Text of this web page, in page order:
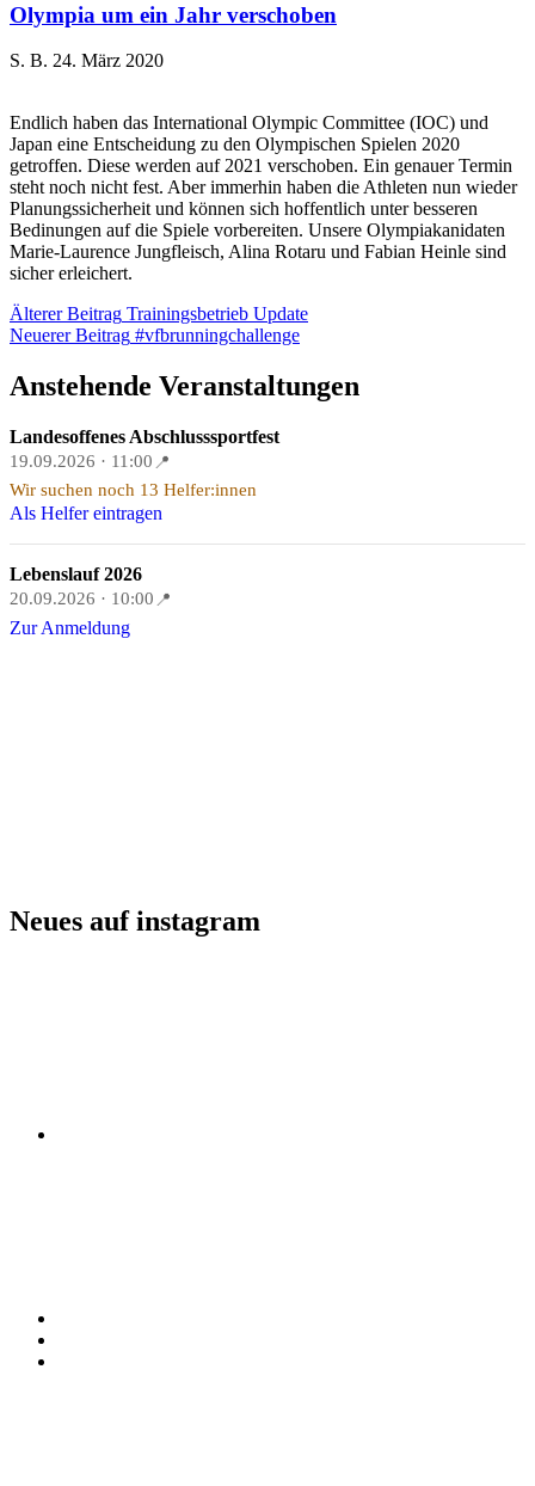
Olympia um ein Jahr verschoben
S. B. 24. März 2020
Endlich haben das International Olympic Committee (IOC) und
Japan eine Entscheidung zu den Olympischen Spielen 2020
getroffen. Diese werden auf 2021 verschoben. Ein genauer Termin
steht noch nicht fest. Aber immerhin haben die Athleten nun wieder
Planungssicherheit und können sich hoffentlich unter besseren
Bedinungen auf die Spiele vorbereiten. Unsere Olympiakanidaten
Marie-Laurence Jungfleisch, Alina Rotaru und Fabian Heinle sind
sicher erleichert.
Beitragsnavigation
Älterer Beitrag Trainingsbetrieb Update
Neuerer Beitrag #vfbrunningchallenge
Anstehende Veranstaltungen
Landesoffenes Abschlusssportfest
19.09.2026 · 11:00 📍
Wir suchen noch 13 Helfer:innen
Als Helfer eintragen
Lebenslauf 2026
20.09.2026 · 10:00 📍
Zur Anmeldung
Neues auf instagram